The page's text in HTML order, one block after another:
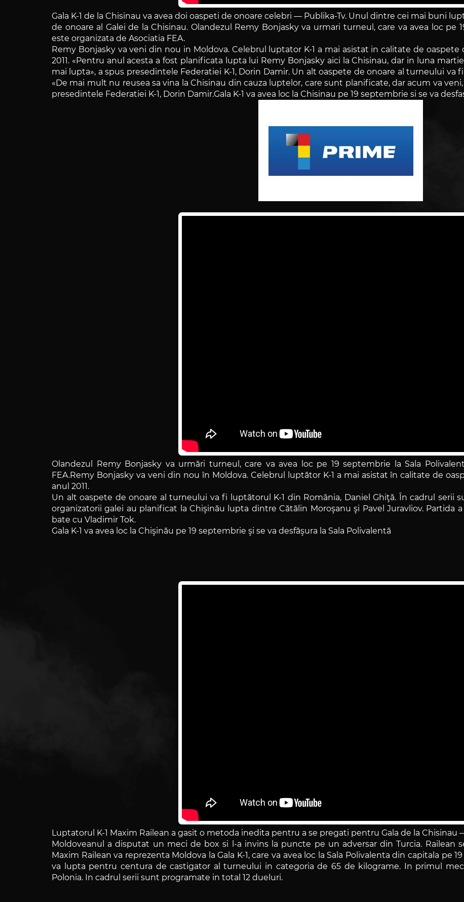
Gala K-1 de la Chisinau va avea doi oaspeti de onoare celebri — Publika-Tv. Unul dintre cei mai buni
de onoare al Galei de la Chisinau. Olandezul Remy Bonjasky va urmari turneul, care va avea loc pe
este organizata de Asociatia FEA.
Remy Bonjasky va veni din nou in Moldova. Celebrul luptator K-1 a mai asistat in calitate de oaspete
2011. «Pentru anul acesta a fost planificata lupta lui Remy Bonjasky aici la Chisinau, dar in luna
mai lupta», a spus presedintele Federatiei K-1, Dorin Damir. Un alt oaspete de onoare al turneului va
«De mai mult nu reusea sa vina la Chisinau din cauza luptelor, care sunt planificate, dar acum va
presedintele Federatiei K-1, Dorin Damir.Gala K-1 va avea loc la Chisinau pe 19 septembrie si se va
Olandezul Remy Bonjasky va urmări turneul, care va avea loc pe 19 septembrie la Sala
FEA.Remy Bonjasky va veni din nou în Moldova. Celebrul luptător K-1 a mai asistat în calitate de
anul 2011.
Un alt oaspete de onoare al turneului va fi luptătorul K-1 din România, Daniel Ghiţă. În cadrul serii
organizatorii galei au planificat la Chişinău lupta dintre Cătălin Moroşanu şi Pavel Juravliov. Partida
bate cu Vladimir Tok.
Gala K-1 va avea loc la Chişinău pe 19 septembrie şi se va desfăşura la Sala Polivalentă
Luptatorul K-1 Maxim Railean a gasit o metoda inedita pentru a se pregati pentru Gala de la Chisinau
Moldoveanul a disputat un meci de box si l-a invins la puncte pe un adversar din Turcia. Railean
Maxim Railean va reprezenta Moldova la Gala K-1, care va avea loc la Sala Polivalenta din capitala pe
va lupta pentru centura de castigator al turneului in categoria de 65 de kilograme. In primul
Polonia. In cadrul serii sunt programate in total 12 dueluri.